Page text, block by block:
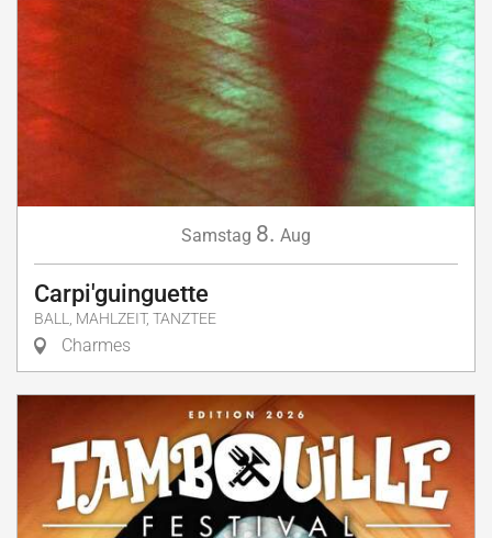
Samstag 8. Aug
Carpi'guinguette
BALL, MAHLZEIT, TANZTEE
Charmes